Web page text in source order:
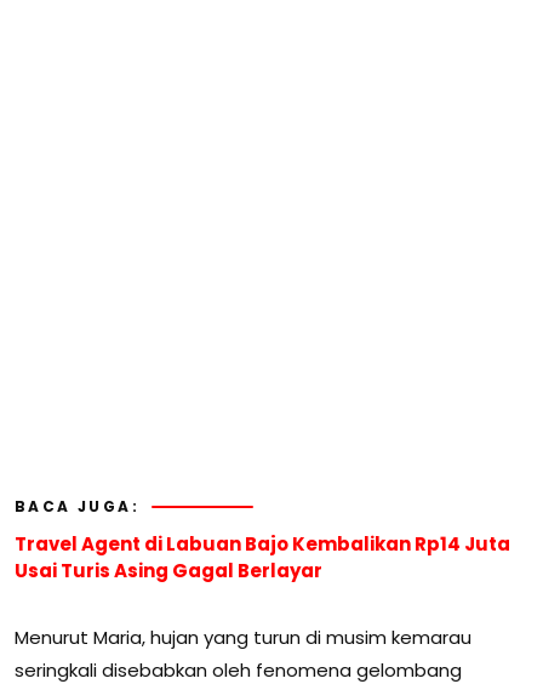
BACA JUGA:
Travel Agent di Labuan Bajo Kembalikan Rp14 Juta
Usai Turis Asing Gagal Berlayar
Menurut Maria, hujan yang turun di musim kemarau
seringkali disebabkan oleh fenomena gelombang